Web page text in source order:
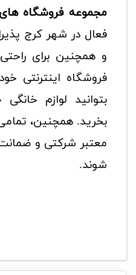
مجموعه فروشگاه
فعال در شهر کرج
و همچنین برای
فروشگاه اینترنتی
بتوانید لوازم
بخرید. همچنین، تمامی
معتبر شرکتی و
شوند.